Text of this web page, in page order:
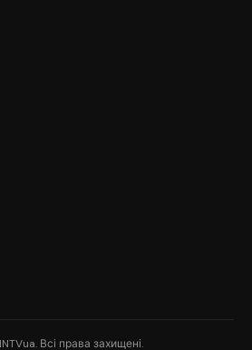
Всі права захищені.